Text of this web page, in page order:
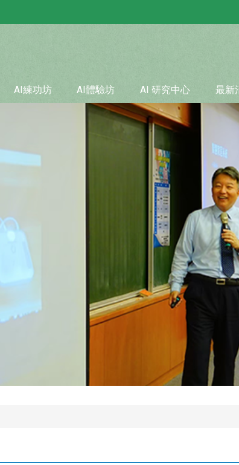
AI練功坊 AI體驗坊 AI 研究中心 最新